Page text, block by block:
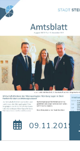
pdf,
Amtsblatt-19-
09.11.2019